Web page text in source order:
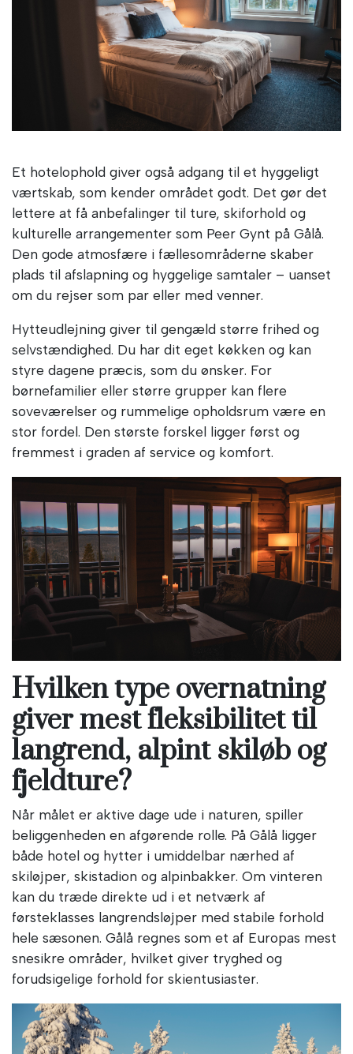
Et hotelophold giver også adgang til et hyggeligt
værtskab, som kender området godt. Det gør det
lettere at få anbefalinger til ture, skiforhold og
kulturelle arrangementer som Peer Gynt på Gålå.
Den gode atmosfære i fællesområderne skaber
plads til afslapning og hyggelige samtaler – uanset
om du rejser som par eller med venner.
Hytteudlejning giver til gengæld større frihed og
selvstændighed. Du har dit eget køkken og kan
styre dagene præcis, som du ønsker. For
børnefamilier eller større grupper kan flere
soveværelser og rummelige opholdsrum være en
stor fordel. Den største forskel ligger først og
fremmest i graden af service og komfort.
Hvilken type overnatning
giver mest fleksibilitet til
langrend, alpint skiløb og
fjeldture?
Når målet er aktive dage ude i naturen, spiller
beliggenheden en afgørende rolle. På Gålå ligger
både hotel og hytter i umiddelbar nærhed af
skiløjper, skistadion og alpinbakker. Om vinteren
kan du træde direkte ud i et netværk af
førsteklasses langrendsløjper med stabile forhold
hele sæsonen. Gålå regnes som et af Europas mest
snesikre områder, hvilket giver tryghed og
forudsigelige forhold for skientusiaster.